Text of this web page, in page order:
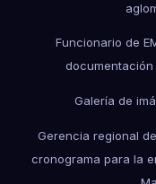
Funcionario de
Galería de
Gerencia regional
cronograma para la